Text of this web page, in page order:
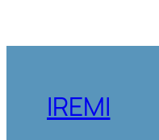
IREMI